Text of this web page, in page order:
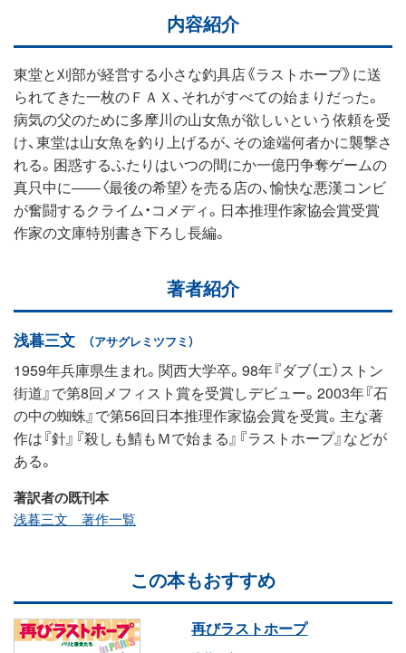
内容紹介
東堂と刈部が経営する小さな釣具店《ラストホープ》に送
られてきた一枚のＦＡＸ、それがすべての始まりだった。
病気の父のために多摩川の山女魚が欲しいという依頼を受
け、東堂は山女魚を釣り上げるが、その途端何者かに襲撃さ
れる。困惑するふたりはいつの間にか一億円争奪ゲームの
真只中に――〈最後の希望〉を売る店の、愉快な悪漢コンビ
が奮闘するクライム・コメディ。日本推理作家協会賞受賞
作家の文庫特別書き下ろし長編。
著者紹介
浅暮三文 （アサグレミツフミ）
1959年兵庫県生まれ。関西大学卒。98年『ダブ（エ）ストン
街道』で第8回メフィスト賞を受賞しデビュー。2003年『石
の中の蜘蛛』で第56回日本推理作家協会賞を受賞。主な著
作は『針』『殺しも鯖もＭで始まる』『ラストホープ』などが
ある。
著訳者の既刊本
浅暮三文 著作一覧
この本もおすすめ
再びラストホープ